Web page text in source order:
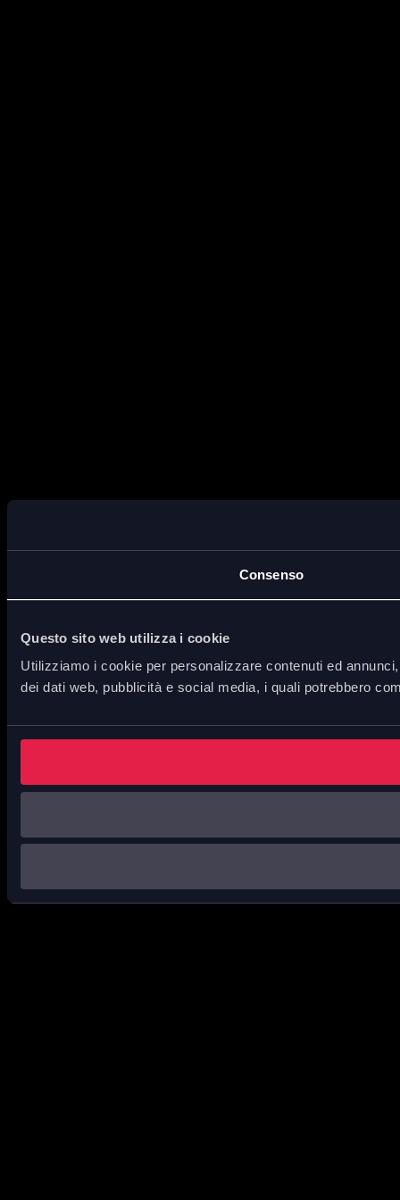
Consenso
Questo sito web utilizza i cookie
Utilizziamo i cookie per personalizzare contenuti ed
dei dati web, pubblicità e social media, i quali potrebbero